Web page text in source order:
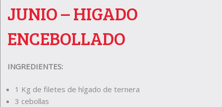
JUNIO – HIGADO
ENCEBOLLADO
INGREDIENTES:
1 Kg de filetes de hígado de ternera
3 cebollas